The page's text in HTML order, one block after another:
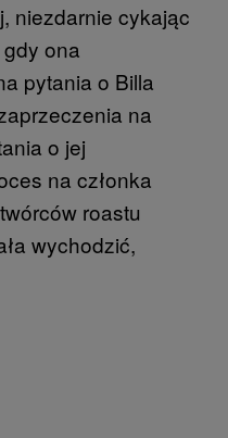
niezdarnie cykając
ona
pytania o Billa
na
o jej
na członka
roastu
wychodzić,